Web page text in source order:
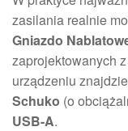
zasilania realnie
Gniazdo
zaprojektowanych
urządzeniu
Schuko (o
USB-A.